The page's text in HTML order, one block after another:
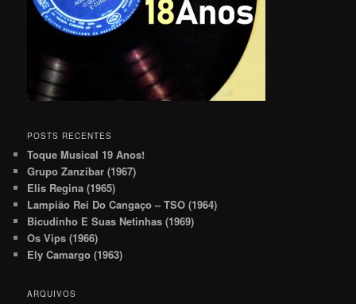
POSTS RECENTES
Toque Musical 19 Anos!
Grupo Zanzibar (1967)
Elis Regina (1965)
Lampião Rei Do Cangaço – TSO (1964)
Bicudinho E Suas Netinhas (1969)
Os Vips (1966)
Ely Camargo (1963)
ARQUIVOS